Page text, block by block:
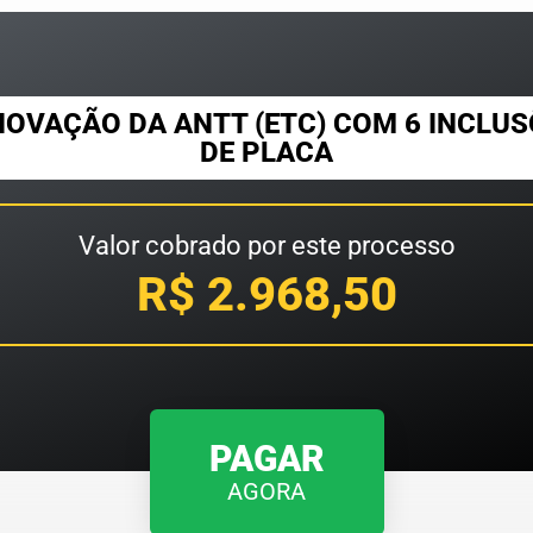
DA ANTT (ETC) COM 6
DE PLACA
Valor cobrado por este processo
R$ 2.968,50
PAGAR
AGORA